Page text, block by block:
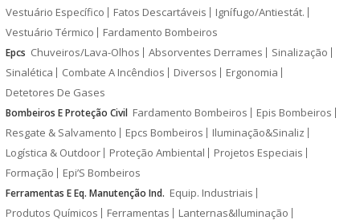
Vestuário Específico
Fatos Descartáveis
Ignífugo/Antiestát.
Vestuário Térmico
Fardamento Bombeiros
Epcs Chuveiros/Lava-Olhos Absorventes Derrames
Sinalização
Sinalética
Combate A Incêndios Diversos
Ergonomia
Detetores De Gases
Bombeiros E Proteção Civil Fardamento Bombeiros
Epis Bombeiros
Resgate & Salvamento
Epcs Bombeiros
Iluminação&Sinaliz
Logística & Outdoor
Proteção Ambiental
Projetos Especiais
Formação
Epi’S Bombeiros
Ferramentas E Eq. Manutenção Ind. Equip. Industriais
Produtos Químicos
Ferramentas
Lanternas&Iluminação